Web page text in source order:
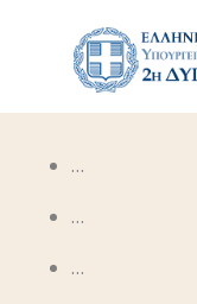
...
...
...